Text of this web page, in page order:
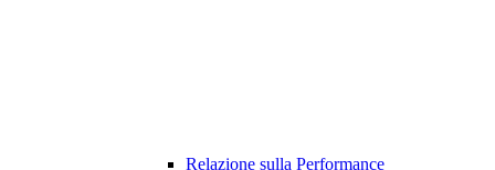
Relazione sulla Performance